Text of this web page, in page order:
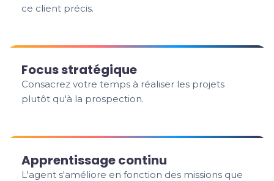
ce client précis.
Focus stratégique
Consacrez votre temps à réaliser les projets
plutôt qu'à la prospection.
Apprentissage continu
L'agent s'améliore en fonction des missions que